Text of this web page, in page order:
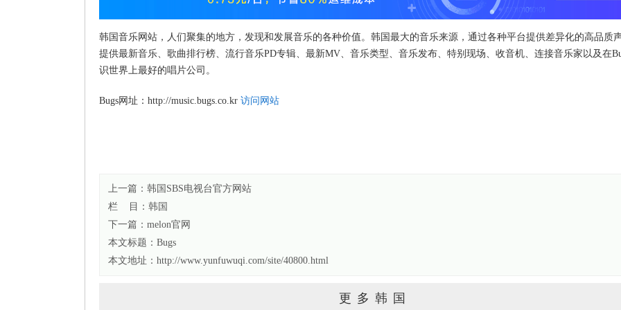
韩国音乐网站，人们聚集的地方，发现和发展音乐的各种价值。韩国最大的音乐来源，通过各种平台提供差异化​​的高品质声
提供最新音乐、歌曲排行榜、流行音乐PD专辑、最新MV、音乐类型、音乐发布、特别现场、收音机、连接音乐家以及在
识世界上最好的唱片公司。
Bugs网址：http://music.bugs.co.kr 访问网站
上一篇： 韩国SBS电视台官方网站
栏 目： 韩国
下一篇： melon官网
本文标题： Bugs
本文地址：http://www.yunfuwuqi.com/site/40800.html
更多韩国